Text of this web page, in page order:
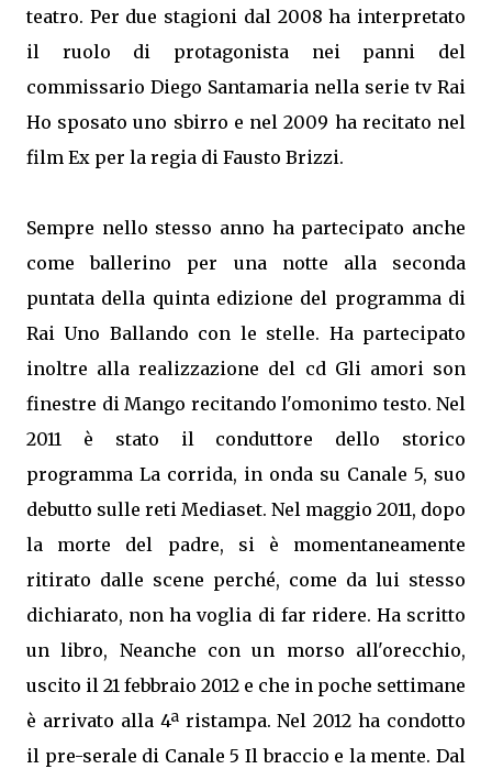
teatro. Per due stagioni dal 2008 ha interpretato
il ruolo di protagonista nei panni del
commissario Diego Santamaria nella serie tv Rai
Ho sposato uno sbirro e nel 2009 ha recitato nel
film Ex per la regia di Fausto Brizzi.
Sempre nello stesso anno ha partecipato anche
come ballerino per una notte alla seconda
puntata della quinta edizione del programma di
Rai Uno Ballando con le stelle. Ha partecipato
inoltre alla realizzazione del cd Gli amori son
finestre di Mango recitando l'omonimo testo. Nel
2011 è stato il conduttore dello storico
programma La corrida, in onda su Canale 5, suo
debutto sulle reti Mediaset. Nel maggio 2011, dopo
la morte del padre, si è momentaneamente
ritirato dalle scene perché, come da lui stesso
dichiarato, non ha voglia di far ridere. Ha scritto
un libro, Neanche con un morso all'orecchio,
uscito il 21 febbraio 2012 e che in poche settimane
è arrivato alla 4ª ristampa. Nel 2012 ha condotto
il pre-serale di Canale 5 Il braccio e la mente. Dal